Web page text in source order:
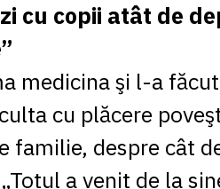
cu copii atât de
medicina şi l-a
cu plăcere
familie, despre cât
a venit de la